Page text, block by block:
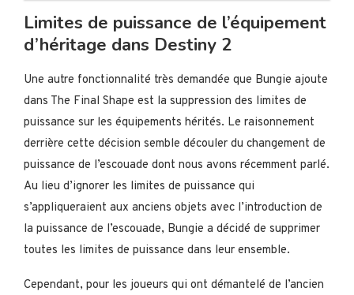
Limites de puissance de l’équipement
d’héritage dans Destiny 2
Une autre fonctionnalité très demandée que Bungie ajoute
dans The Final Shape est la suppression des limites de
puissance sur les équipements hérités. Le raisonnement
derrière cette décision semble découler du changement de
puissance de l’escouade dont nous avons récemment parlé.
Au lieu d’ignorer les limites de puissance qui
s’appliqueraient aux anciens objets avec l’introduction de
la puissance de l’escouade, Bungie a décidé de supprimer
toutes les limites de puissance dans leur ensemble.
Cependant, pour les joueurs qui ont démantelé de l’ancien